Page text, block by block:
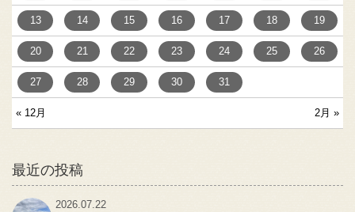
« 12月 2月 »
13 14 15 16 17 18 19
20 21 22 23 24 25 26
27 28 29 30 31
最近の投稿
2026.07.22